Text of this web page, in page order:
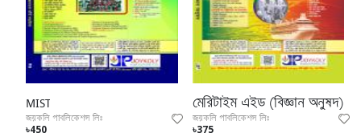
MIST
জয়কলি পাবলিকেশন্স লিঃ
৳450
মেরিটাইম এইড (বিজ্ঞান অনুষদ)
জয়কলি পাবলিকেশন্স লিঃ
৳375